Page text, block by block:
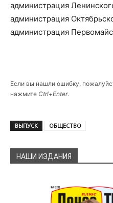
администрация
администрация
администрация
Если вы нашли ошибку,
нажмите Ctrl+Enter.
ВЫПУСК ОБЩЕСТВО
НАШИ ИЗДАНИЯ